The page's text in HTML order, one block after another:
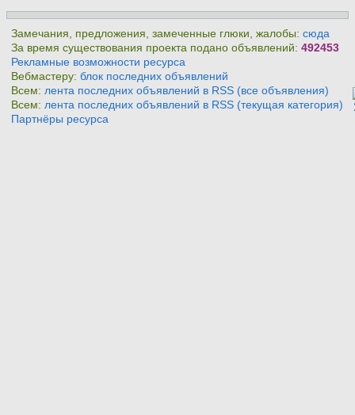
Замечания, предложения, замеченные глюки, жалобы:сюда
За время существования проекта подано объявлений:492453
Рекламные возможности ресурса
Вебмастеру:блок последних объявлений
Всем: лента последних объявлений в RSS (все объявления)
Всем: лента последних объявлений в RSS (текущая категория)
Партнёры ресурса